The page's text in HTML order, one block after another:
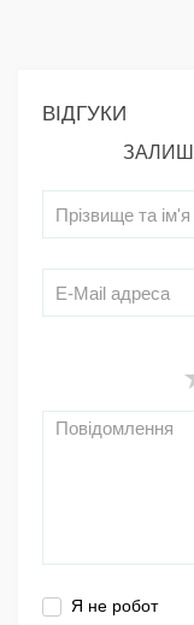
ВІДГУКИ
Я не робот